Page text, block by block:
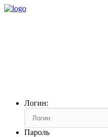
Логин:
Пароль